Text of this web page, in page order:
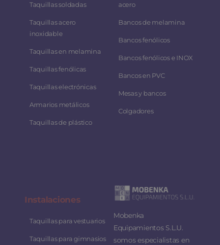
Taquillas soldadas
Taquillas acero
inoxidable
Taquillas en melamina
Taquillas fenólicas
Taquillas electrónicas
Armarios metálicos
Taquillas de plástico
acero
Bancos de melamina
Bancos fenólicos
Bancos fenólicos e INOX
Bancos en PVC
Mesas y bancos
Colgadores
Instalaciones
Taquillas para vestuarios
Taquillas para gimnasios
Mobenka
Equipamientos S.L.U.
somos especialistas en